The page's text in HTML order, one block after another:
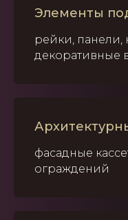
Элементы
рейки,
декоративные
фасадные
ограждений